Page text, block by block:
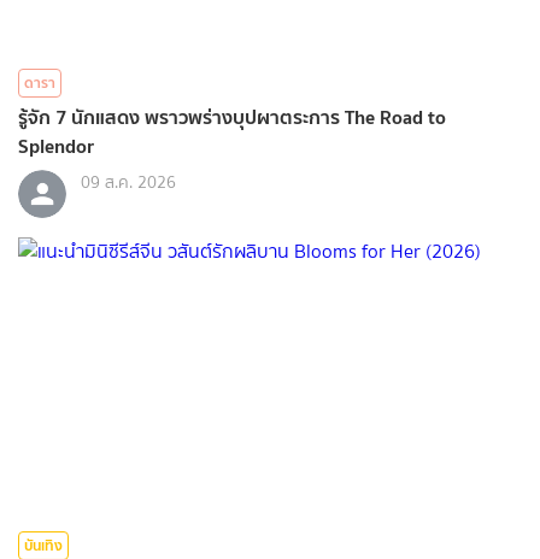
ดารา
รู้จัก 7 นักแสดง พราวพร่างบุปผาตระการ The Road to
Splendor
09 ส.ค. 2026
บันเทิง